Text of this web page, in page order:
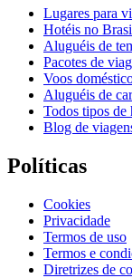
Lugares para
Hotéis no
Aluguéis de
Pacotes de
Voos
Aluguéis de
Todos tipos de
Blog de
Políticas
Cookies
Privacidade
Termos de uso
Termos e
Diretrizes de